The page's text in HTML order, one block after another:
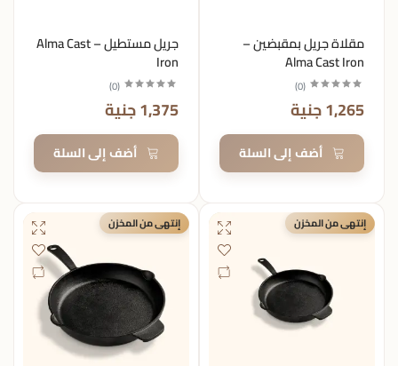
مقلاة جريل بمقبضين –
Alma Cast Iron
(
0
)
1,265 جنية
أضف إلى السلة
جريل مستطيل – Alma Cast
Iron
(
0
)
1,375 جنية
أضف إلى السلة
إنتهى من المخزن إنتهى من المخزن